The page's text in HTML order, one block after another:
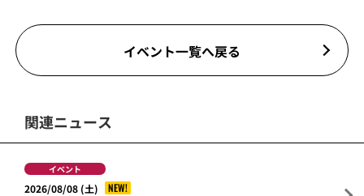
イベント一覧へ戻る
関連ニュース
イベント
2026/08/08 (土)
NEW!